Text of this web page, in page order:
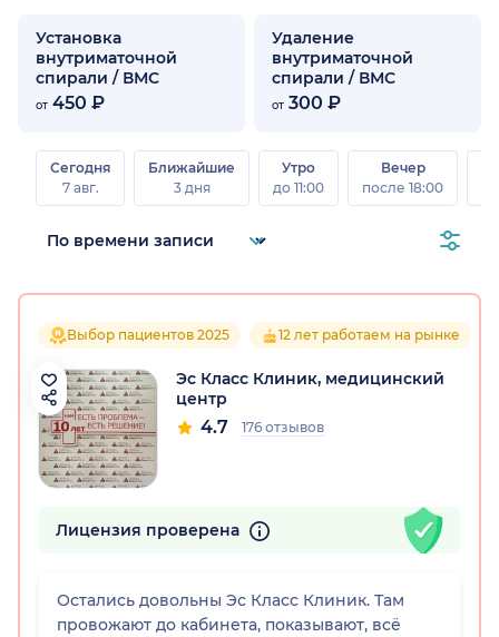
Установка
внутриматочной
спирали / ВМС
от 450 ₽
Удаление
внутриматочной
спирали / ВМС
от 300 ₽
Сегодня
7 авг.
Ближайшие
3 дня
Утро
до 11:00
Вечер
после 18:00
Выбор пациентов 2025 12 лет работаем на рынке
Эс Класс Клиник, медицинский
центр
4.7 176 отзывов
Лицензия проверена
Остались довольны Эс Класс Клиник. Там
провожают до кабинета, показывают, всё